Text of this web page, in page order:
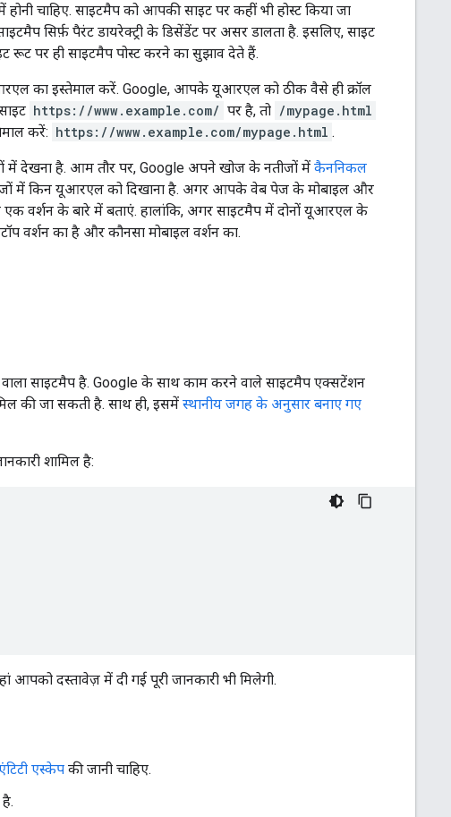
चाहिए. साइटमैप को आपकी साइट पर कहीं भी होस्ट किया जा
सिर्फ़ पैरंट डायरेक्ट्री के डिसेंडेंट पर असर डालता है. इसलिए, साइट
रूट पर ही साइटमैप पोस्ट करने का सुझाव देते हैं.
का इस्तेमाल करें. Google, आपके यूआरएल को ठीक वैसे ही क्रॉल
https://www.example.com/ पर है, तो /mypage.html
करें: https://www.example.com/mypage.html .
देखना है. आम तौर पर, Google अपने खोज के नतीजों में कैननिकल
में किन यूआरएल को दिखाना है. अगर आपके वेब पेज के मोबाइल और
वर्शन के बारे में बताएं. हालांकि, अगर साइटमैप में दोनों यूआरएल के
वर्शन का है और कौनसा मोबाइल वर्शन का.
साइटमैप है. Google के साथ काम करने वाले साइटमैप एक्सटेंशन
की जा सकती है. साथ ही, इसमें स्थानीय जगह के अनुसार बनाए गए
शामिल है:
दस्तावेज़ में दी गई पूरी जानकारी भी मिलेगी.
एस्केप की जानी चाहिए.